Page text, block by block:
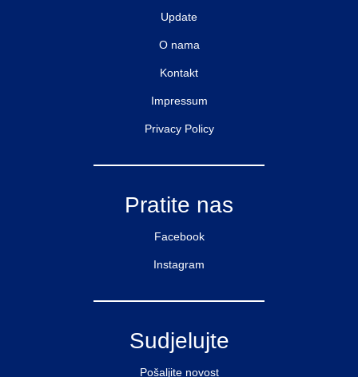
Update
O nama
Kontakt
Impressum
Privacy Policy
Pratite nas
Facebook
Instagram
Sudjelujte
Pošaljite novost